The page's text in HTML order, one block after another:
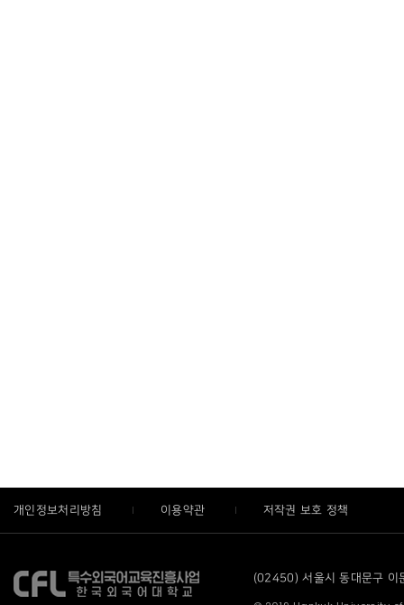
개인정보처리방침 이용약관 저작권 보호 정책
(02450) 서울시 동대문구